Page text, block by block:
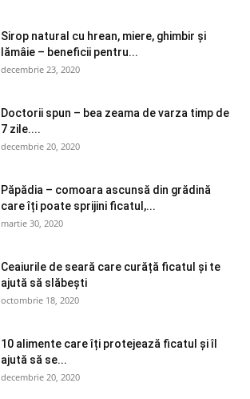
Sirop natural cu hrean, miere, ghimbir și
lămâie – beneficii pentru...
decembrie 23, 2020
Doctorii spun – bea zeama de varza timp de
7 zile....
decembrie 20, 2020
Păpădia – comoara ascunsă din grădină
care îți poate sprijini ficatul,...
martie 30, 2020
Ceaiurile de seară care curăță ficatul și te
ajută să slăbești
octombrie 18, 2020
10 alimente care îți protejează ficatul și îl
ajută să se...
decembrie 20, 2020